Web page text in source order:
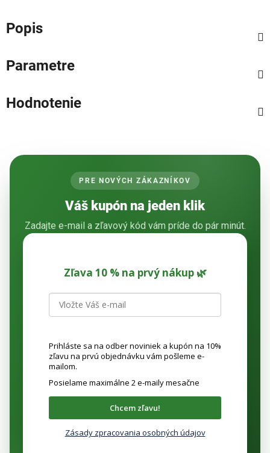
Popis
Parametre
Hodnotenie
PRE NOVÝCH ZÁKAZNÍKOV
Váš kupón na jeden klik
Zadajte e-mail a zľavový kód vám príde do pár minút.
Zľava 10 % na prvý nákup 🌿
Prihláste sa na odber noviniek a kupón na 10%
zľavu na prvú objednávku vám pošleme e-
mailom.
Posielame maximálne 2 e-maily mesačne
Chcem zľavu!
Zásady zpracovania osobných údajov